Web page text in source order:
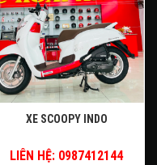
XE SCOOPY INDO
LIÊN HỆ: 0987412144